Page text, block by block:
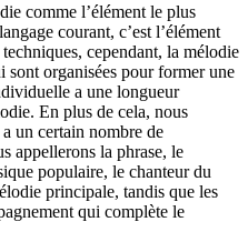
comme l’élément le plus
courant, c’est l’élément
cependant, la mélodie
sont organisées pour former une
a une longueur
En plus de cela, nous
un certain nombre de
appellerons la phrase, le
populaire, le chanteur du
principale, tandis que les
qui complète le